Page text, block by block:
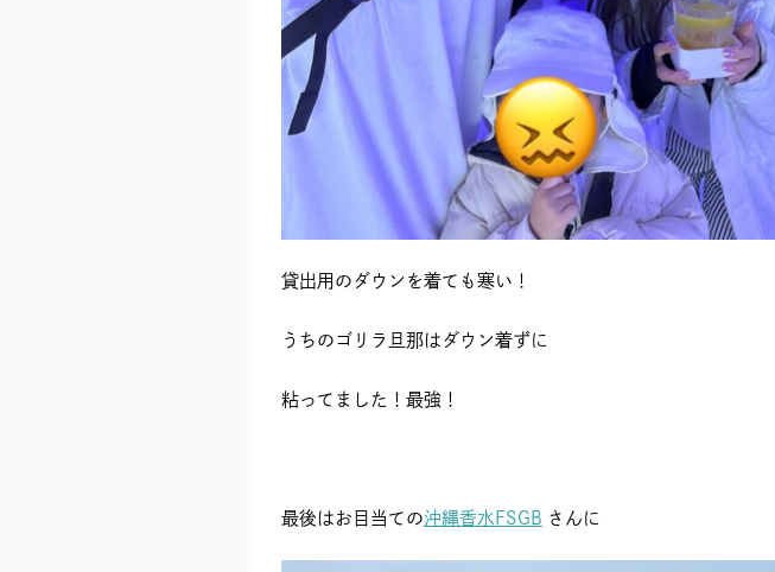
貸出用のダウンを着ても寒い！
うちのゴリラ旦那はダウン着ずに
粘ってました！最強！
最後はお目当ての沖縄香水FSGB さんに